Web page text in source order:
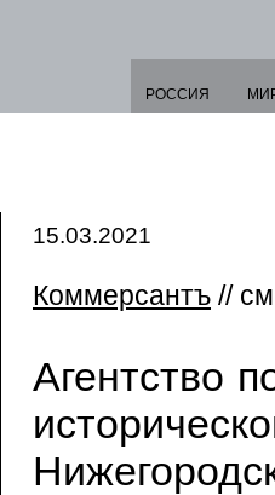
РОССИЯ
15.03.2021
Коммерсантъ //
Агентство